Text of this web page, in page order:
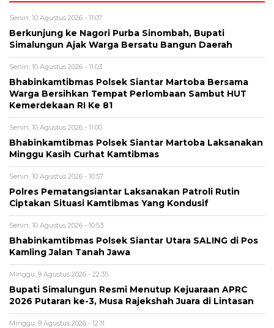
Senin, 10 Agustus 2026 - 11:07
Berkunjung ke Nagori Purba Sinombah, Bupati
Simalungun Ajak Warga Bersatu Bangun Daerah
Senin, 10 Agustus 2026 - 11:03
Bhabinkamtibmas Polsek Siantar Martoba Bersama
Warga Bersihkan Tempat Perlombaan Sambut HUT
Kemerdekaan RI Ke 81
Senin, 10 Agustus 2026 - 11:00
Bhabinkamtibmas Polsek Siantar Martoba Laksanakan
Minggu Kasih Curhat Kamtibmas
Senin, 10 Agustus 2026 - 10:57
Polres Pematangsiantar Laksanakan Patroli Rutin
Ciptakan Situasi Kamtibmas Yang Kondusif
Senin, 10 Agustus 2026 - 10:53
Bhabinkamtibmas Polsek Siantar Utara SALING di Pos
Kamling Jalan Tanah Jawa
Minggu, 9 Agustus 2026 - 22:35
Bupati Simalungun Resmi Menutup Kejuaraan APRC
2026 Putaran ke-3, Musa Rajekshah Juara di Lintasan
Minggu, 9 Agustus 2026 - 12:11